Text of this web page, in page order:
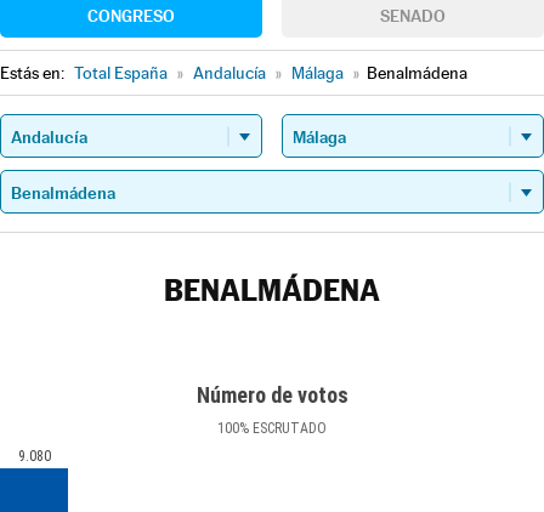
CONGRESO SENADO
Estás en: Total España » Andalucía » Málaga » Benalmádena
BENALMÁDENA
Número de votos
100% ESCRUTADO
9.080